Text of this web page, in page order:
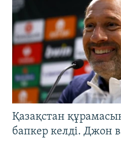
Қазақстан
бапкер келді. Джон